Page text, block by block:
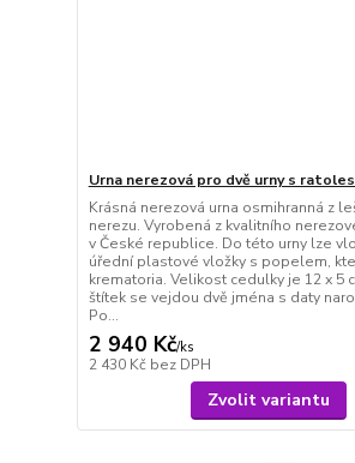
Urna nerezová pro dvě urny s
Krásná nerezová urna osmihranná z
nerezu. Vyrobená z kvalitního
v České republice. Do této urny lze
úřední plastové vložky s popelem,
krematoria. Velikost cedulky je 12 x 5
štítek se vejdou dvě jména s daty
Po...
2 940 Kč/ks
2 430 Kč bez DPH
Zvolit variantu